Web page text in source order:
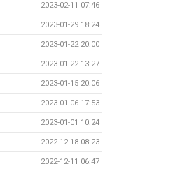
2023-02-11 07:46
2023-01-29 18:24
2023-01-22 20:00
2023-01-22 13:27
2023-01-15 20:06
2023-01-06 17:53
2023-01-01 10:24
2022-12-18 08:23
2022-12-11 06:47